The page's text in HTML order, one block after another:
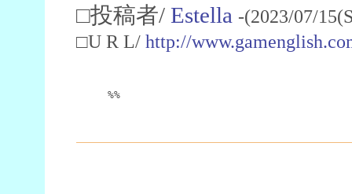
□投稿者/ Estella -(2023/07/
□U R L/ http://
%%